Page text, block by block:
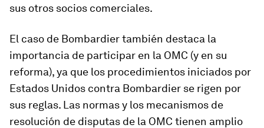
sus otros socios comerciales.
El caso de Bombardier también destaca la
importancia de participar en la OMC (y en su
reforma), ya que los procedimientos iniciados por
Estados Unidos contra Bombardier se rigen por
sus reglas. Las normas y los mecanismos de
resolución de disputas de la OMC tienen amplio